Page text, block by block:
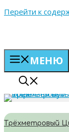
Перейти к
МЕНЮ
Трёхметровый